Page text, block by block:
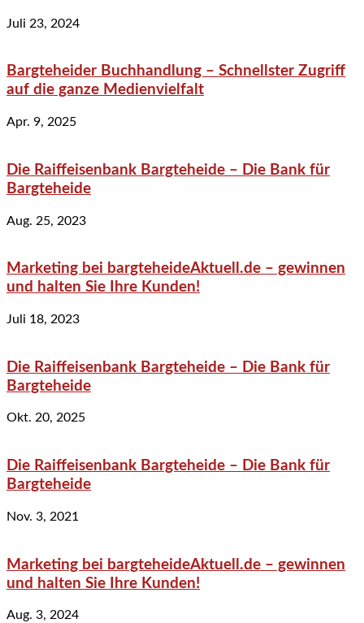
Juli 23, 2024
Bargteheider Buchhandlung – Schnellster Zugriff
auf die ganze Medienvielfalt
Apr. 9, 2025
Die Raiffeisenbank Bargteheide – Die Bank für
Bargteheide
Aug. 25, 2023
Marketing bei bargteheideAktuell.de – gewinnen
und halten Sie Ihre Kunden!
Juli 18, 2023
Die Raiffeisenbank Bargteheide – Die Bank für
Bargteheide
Okt. 20, 2025
Die Raiffeisenbank Bargteheide – Die Bank für
Bargteheide
Nov. 3, 2021
Marketing bei bargteheideAktuell.de – gewinnen
und halten Sie Ihre Kunden!
Aug. 3, 2024